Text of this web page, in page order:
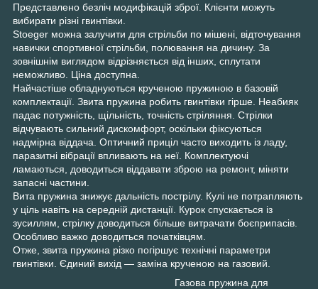
Представлено безліч модифікацій зброї. Клієнти можуть
вибирати різні гвинтівки.
Stoeger можна залучити для стрільби по мішені, відточування
навички спортивної стрільби, полювання на дичину. За
зовнішнім виглядом відрізняється від інших, сплутати
неможливо. Ціна доступна.
Найчастіше обладнуються крученою пружиною в базовій
комплектації. Звита пружина робить гвинтівки гірше. Неабияк
падає потужність, щільність, точність стріляння. Стрілки
відчувають сильний дискомфорт, оскільки фіксуються
надмірна віддача. Оптичний приціл часто виходить із ладу,
паразитні вібрації впливають на неї. Комплектуючі
ламаються, доводиться віддавати зброю на ремонт, міняти
запасні частини.
Вита пружина знижує дальність пострілу. Кулі не потрапляють
у ціль навіть на середній дистанції. Курок спускається із
зусиллям, стрілку доводиться більше витрачати боєприпасів.
Особливо важко доводиться початківцям.
Отже, звита пружина різко погіршує технічні параметри
гвинтівки. Єдиний вихід — заміна крученою на газовий.
Газова пружина для